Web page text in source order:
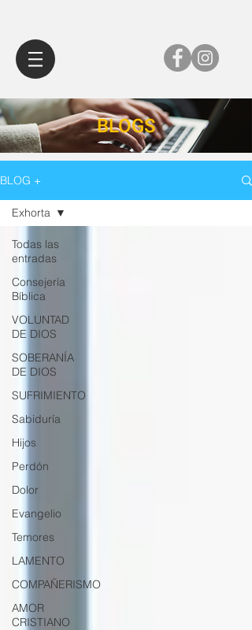
BLOGS
BLOG +
Todas las
entradas
Consejería
Bíblica
VOLUNTAD
DE DIOS
SOBERANÍA
DE DIOS
SUFRIMIENTO
Sabiduría
Hijos
Perdón
Dolor
Evangelio
Temores
LAMENTO
COMPAÑERISMO
AMOR
CRISTIANO
Exhorta